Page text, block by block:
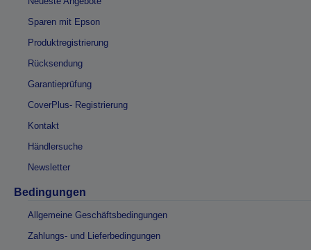
Sparen mit Epson
Produktregistrierung
Rücksendung
Garantieprüfung
CoverPlus- Registrierung
Kontakt
Händlersuche
Newsletter
Bedingungen
Allgemeine Geschäftsbedingungen
Zahlungs- und Lieferbedingungen